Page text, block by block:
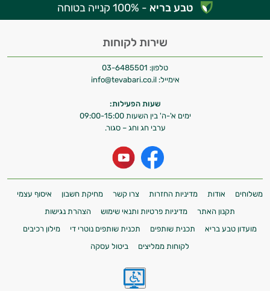
טבע בריא - 100% קנייה בטוחה
שירות לקוחות
טלפון: 03-6485501
אימייל: info@tevabari.co.il
שעות הפעילות:
ימים א'-ה' בין השעות 09:00-15:00
ערבי חג וחג – סגור.
משלוחים אודות מדיניות החזרות צרו קשר מחיקת חשבון
איסוף עצמי
תקנון האתר
מדיניות פרטיות ותנאי שימוש
הצהרת נגישות
מועדון טבע בריא
תכנית שותפים תכנית שותפים נוטרי די
מילון רכיבים
לקוחות ממליצים
ביטול עסקה